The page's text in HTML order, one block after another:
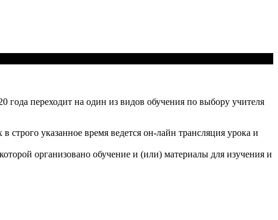
переходит на один из видов обучения по выбору учителя
указанное время ведется он-лайн трансляция урока и
организовано обучение и (или) материалы для изучения и